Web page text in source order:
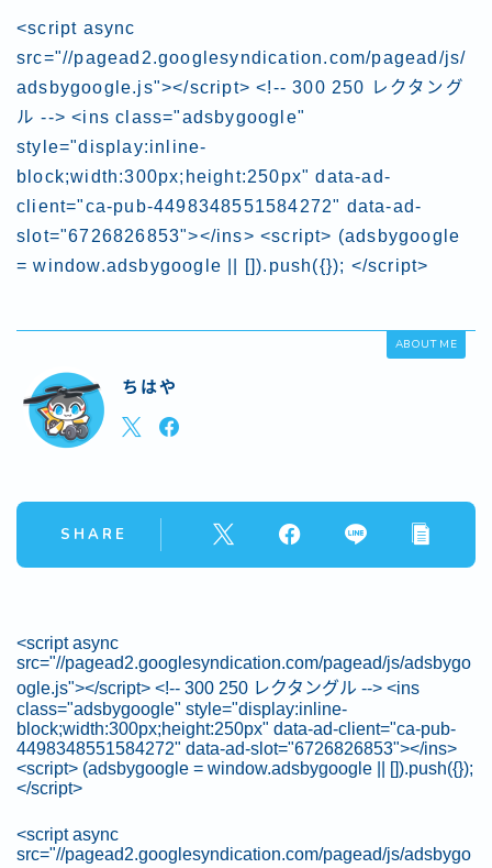
<script async
src="//pagead2.googlesyndication.com/pagead/js/
adsbygoogle.js"></script> <!-- 300 250 レクタング
ル --> <ins class="adsbygoogle"
style="display:inline-
block;width:300px;height:250px" data-ad-
client="ca-pub-4498348551584272" data-ad-
slot="6726826853"></ins> <script> (adsbygoogle
= window.adsbygoogle || []).push({}); </script>
ABOUT ME
ちはや
SHARE
<script async
src="//pagead2.googlesyndication.com/pagead/js/adsbygo
ogle.js"></script> <!-- 300 250 レクタングル --> <ins
class="adsbygoogle" style="display:inline-
block;width:300px;height:250px" data-ad-client="ca-pub-
4498348551584272" data-ad-slot="6726826853"></ins>
<script> (adsbygoogle = window.adsbygoogle || []).push({});
</script>
<script async
src="//pagead2.googlesyndication.com/pagead/js/adsbygo